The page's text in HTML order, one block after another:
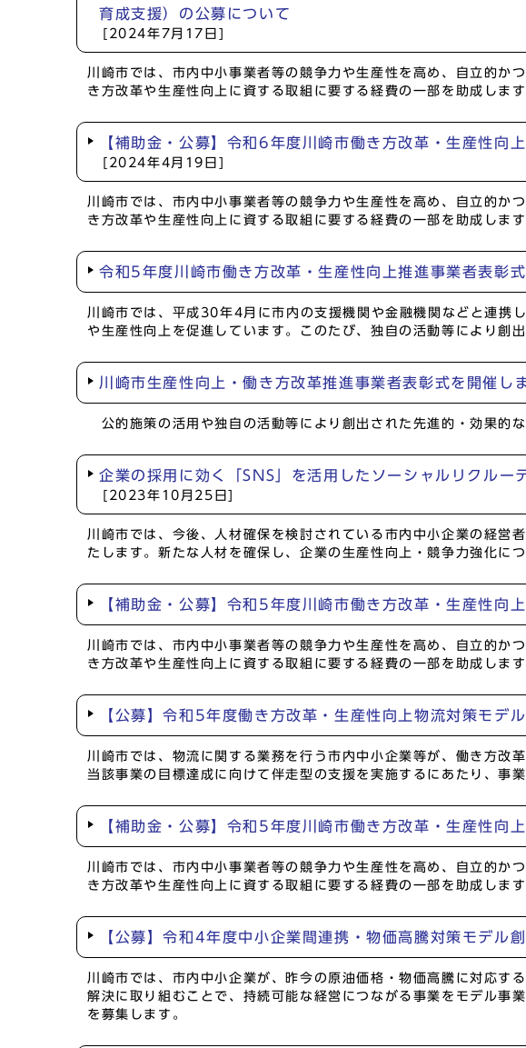
育成支援）の公募について
[2024年7月17日]
川崎市では、市内中小事業者等の競争力や生産性を高め、自立的か
き方改革や生産性向上に資する取組に要する経費の一部を助成します
【補助金・公募】令和6年度川崎市働き方改革・生産性向
[2024年4月19日]
川崎市では、市内中小事業者等の競争力や生産性を高め、自立的か
き方改革や生産性向上に資する取組に要する経費の一部を助成します
令和5年度川崎市働き方改革・生産性向上推進事業者表彰
川崎市では、平成30年4月に市内の支援機関や金融機関などと連携
や生産性向上を促進しています。このたび、独自の活動等により創
川崎市生産性向上・働き方改革推進事業者表彰式を開催し
公的施策の活用や独自の活動等により創出された先進的・効果的
企業の採用に効く「SNS」を活用したソーシャルリクルー
[2023年10月25日]
川崎市では、今後、人材確保を検討されている市内中小企業の経営
たします。新たな人材を確保し、企業の生産性向上・競争力強化に
【補助金・公募】令和5年度川崎市働き方改革・生産性向
川崎市では、市内中小事業者等の競争力や生産性を高め、自立的か
き方改革や生産性向上に資する取組に要する経費の一部を助成します
【公募】令和5年度働き方改革・生産性向上物流対策モデ
川崎市では、物流に関する業務を行う市内中小企業等が、働き方改
当該事業の目標達成に向けて伴走型の支援を実施するにあたり、事
【補助金・公募】令和5年度川崎市働き方改革・生産性向
川崎市では、市内中小事業者等の競争力や生産性を高め、自立的か
き方改革や生産性向上に資する取組に要する経費の一部を助成します
【公募】令和4年度中小企業間連携・物価高騰対策モデル
川崎市では、市内中小企業が、昨今の原油価格・物価高騰に対応す
解決に取り組むことで、持続可能な経営につながる事業をモデル事
を募集します。